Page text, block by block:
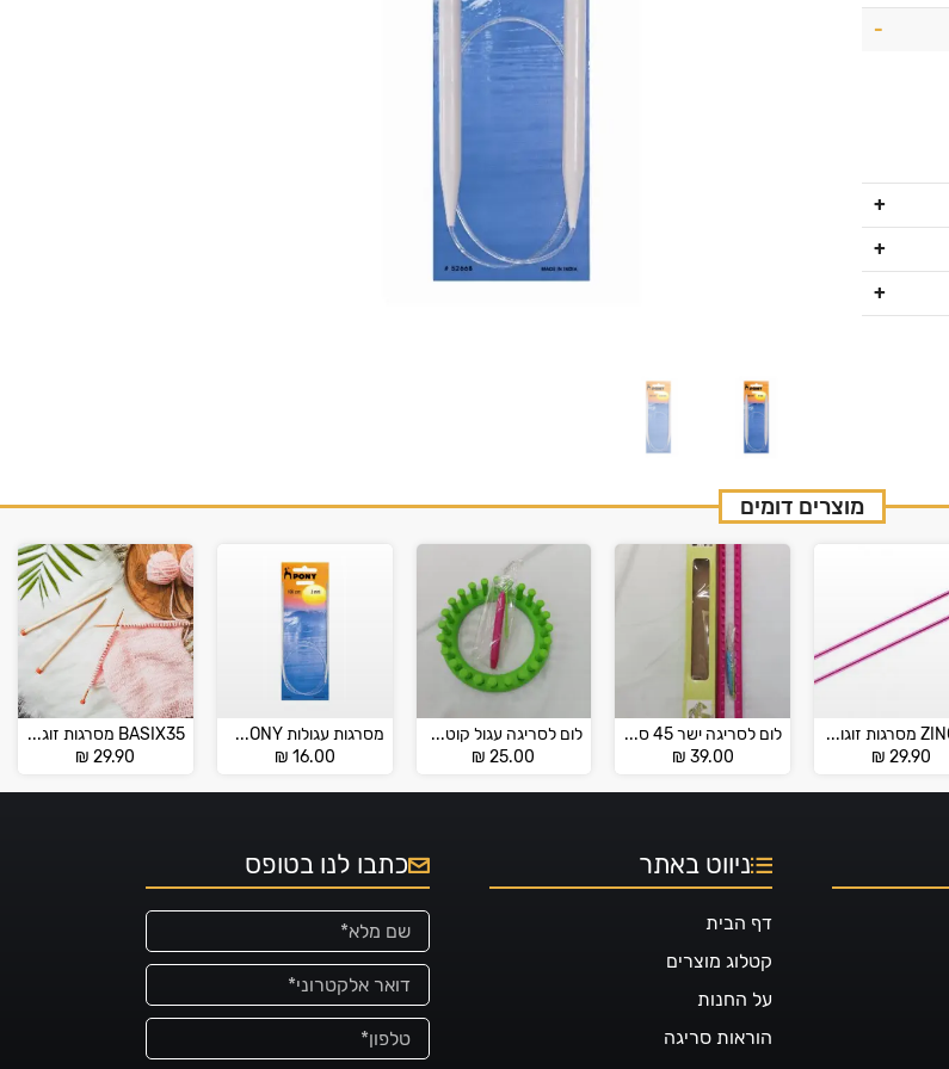
מוצרים דומים
ZING 35 מסרגות זוגות אלומיניום מידות 6-12 מ”מ
₪ 29.90
לום לסריגה ישר 45 ס"מ
₪ 39.00
לום לסריגה עגול קוטר 14 ס"מ
₪ 25.00
מסרגות עגולות PONY מידות 2 – 5
₪ 16.00
BASIX35 מסרגות זוגות עץ
₪ 29.90
ניווט באתר
דף הבית
קטלוג מוצרים
על החנות
הוראות סריגה
כתבו לנו בטופס